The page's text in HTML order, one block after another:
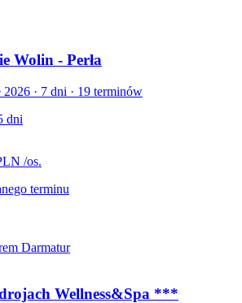
Wolin - Perła
2026 · 7 dni · 19 terminów
dni
/os.
terminu
Darmatur
Wellness&Spa ***